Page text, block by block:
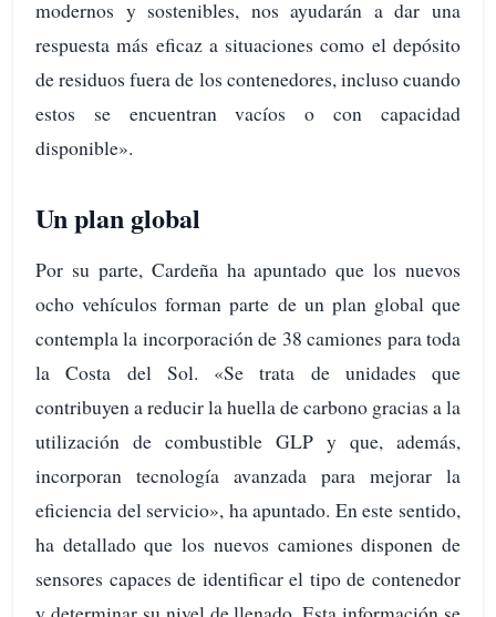
modernos y sostenibles, nos ayudarán a dar una
respuesta más eficaz a situaciones como el depósito
de residuos fuera de los contenedores, incluso cuando
estos se encuentran vacíos o con capacidad
disponible».
Un plan global
Por su parte, Cardeña ha apuntado que los nuevos
ocho vehículos forman parte de un plan global que
contempla la incorporación de 38 camiones para toda
la Costa del Sol. «Se trata de unidades que
contribuyen a reducir la huella de carbono gracias a la
utilización de combustible GLP y que, además,
incorporan tecnología avanzada para mejorar la
eficiencia del servicio», ha apuntado. En este sentido,
ha detallado que los nuevos camiones disponen de
sensores capaces de identificar el tipo de contenedor